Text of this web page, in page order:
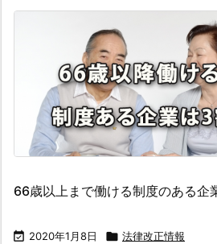
66歳以上まで働ける制度のある企
 2020年1月8日  法律改正情報